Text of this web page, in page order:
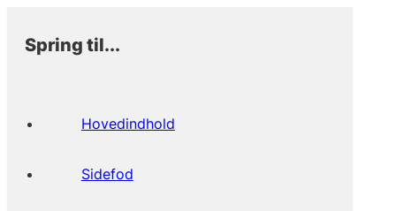
Spring til...
Hovedindhold
Sidefod